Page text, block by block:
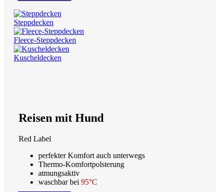
Steppdecken
Fleece-Steppdecken
Kuscheldecken
Reisen mit Hund
Red Label
perfekter Komfort auch unterwegs
Thermo-Komfortpolsterung
atmungsaktiv
waschbar bei 95°C